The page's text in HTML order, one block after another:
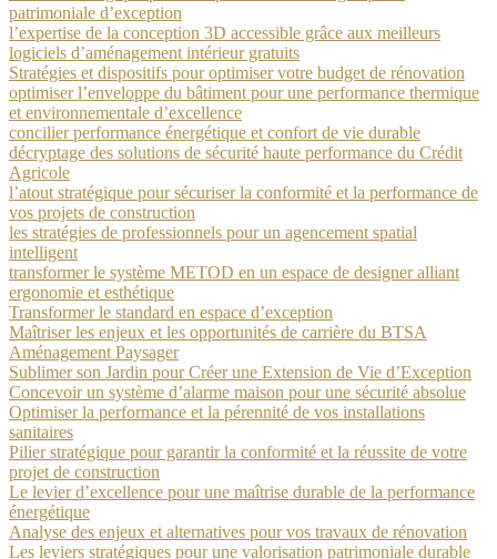
patrimoniale d’exception
l’expertise de la conception 3D accessible grâce aux meilleurs
logiciels d’aménagement intérieur gratuits
Stratégies et dispositifs pour optimiser votre budget de rénovation
optimiser l’enveloppe du bâtiment pour une performance thermique
et environnementale d’excellence
concilier performance énergétique et confort de vie durable
décryptage des solutions de sécurité haute performance du Crédit
Agricole
l’atout stratégique pour sécuriser la conformité et la performance de
vos projets de construction
les stratégies de professionnels pour un agencement spatial
intelligent
transformer le système METOD en un espace de designer alliant
ergonomie et esthétique
Transformer le standard en espace d’exception
Maîtriser les enjeux et les opportunités de carrière du BTSA
Aménagement Paysager
Sublimer son Jardin pour Créer une Extension de Vie d’Exception
Concevoir un système d’alarme maison pour une sécurité absolue
Optimiser la performance et la pérennité de vos installations
sanitaires
Pilier stratégique pour garantir la conformité et la réussite de votre
projet de construction
Le levier d’excellence pour une maîtrise durable de la performance
énergétique
Analyse des enjeux et alternatives pour vos travaux de rénovation
Les leviers stratégiques pour une valorisation patrimoniale durable